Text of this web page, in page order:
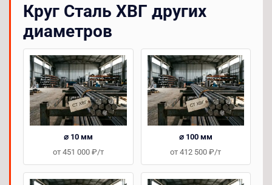
Круг Сталь ХВГ других
диаметров
⌀ 10 мм
от 451 000 ₽/т
⌀ 100 мм
от 412 500 ₽/т